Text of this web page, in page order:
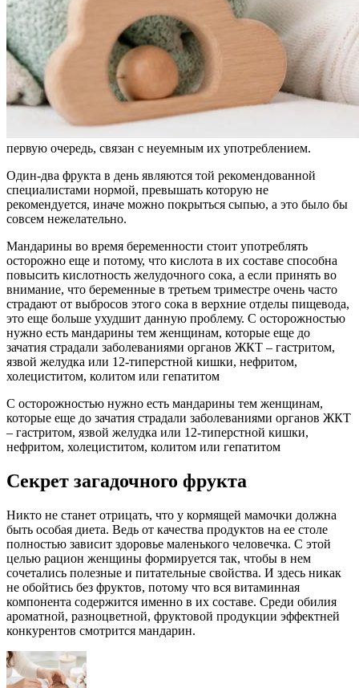
первую очередь, связан с неуемным их употреблением.
Один-два фрукта в день являются той рекомендованной
специалистами нормой, превышать которую не
рекомендуется, иначе можно покрыться сыпью, а это было бы
совсем нежелательно.
Мандарины во время беременности стоит употреблять
осторожно еще и потому, что кислота в их составе способна
повысить кислотность желудочного сока, а если принять во
внимание, что беременные в третьем триместре очень часто
страдают от выбросов этого сока в верхние отделы пищевода,
это еще больше ухудшит данную проблему. С осторожностью
нужно есть мандарины тем женщинам, которые еще до
зачатия страдали заболеваниями органов ЖКТ – гастритом,
язвой желудка или 12-типерстной кишки, нефритом,
холециститом, колитом или гепатитом
С осторожностью нужно есть мандарины тем женщинам,
которые еще до зачатия страдали заболеваниями органов ЖКТ
– гастритом, язвой желудка или 12-типерстной кишки,
нефритом, холециститом, колитом или гепатитом
Секрет загадочного фрукта
Никто не станет отрицать, что у кормящей мамочки должна
быть особая диета. Ведь от качества продуктов на ее столе
полностью зависит здоровье маленького человечка. С этой
целью рацион женщины формируется так, чтобы в нем
сочетались полезные и питательные свойства. И здесь никак
не обойтись без фруктов, потому что вся витаминная
компонента содержится именно в их составе. Среди обилия
ароматной, разноцветной, фруктовой продукции эффектней
конкурентов смотрится мандарин.